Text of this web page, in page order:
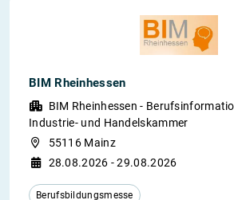
BIM Rheinhessen
BIM Rheinhessen -
Industrie- und Handelskammer
55116 Mainz
28.08.2026 - 29.08.2026
Berufsbildungsmesse